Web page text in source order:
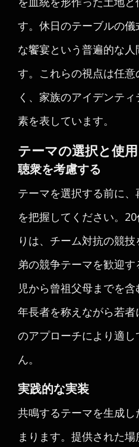
す。休日のテーブルの
な饗宴という普遍的な
す。これらの視点は任
く、家族のアイデンテ
素を表しています。
テーマの選択と使用
聴衆を考慮する
テーマを選択する前に
を把握してください。
りは、チーム対抗の競
弟の競争テーマを歓迎
児から曾祖父母までを含
年長者を称えながら若
のアプローチにより適
ん。
実践的な実装
共鳴するテーマを生成
まります。提供された